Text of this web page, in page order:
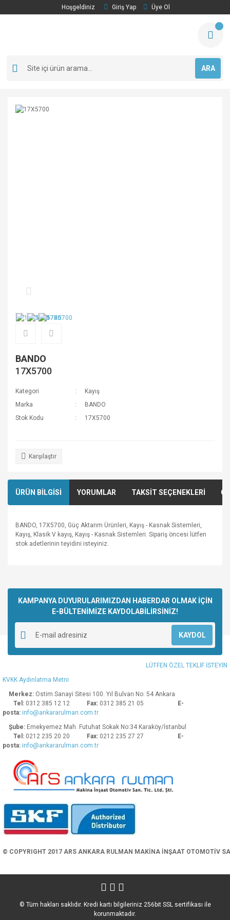
Hoşgeldiniz Giriş Yap Üye Ol
ARA
BANDO
17X5700
Kategori
Kayış
Marka
BANDO
Stok Kodu
17X5700
Karşılaştır
ÜRÜN BİLGİSİ YORUMLAR TAKSİT SEÇENEKLERİ
BANDO, 17X5700, Güç Aktarım Ürünleri, Kayış - Kasnak Sistemleri,
Kayış, Klasik V kayış, Kayış - Kasnak Sistemleri. Sipariş öncesi lütfen
stok adetlerinin teyidini isteyiniz.
Yorum Yaz
kullanarak tarafımıza iletebilirsiniz.
Görüş ve önerileriniz için teşekkür ederiz.
Ürün resmi kalitesiz, bozuk veya görüntülenemiyor.
Ürün açıklamasında eksik bilgiler bulunuyor.
Ürün bilgilerinde hatalar bulunuyor.
Ürün fiyatı diğer sitelerden daha pahalı.
Bu ürüne benzer farklı alternatifler olmalı.
KAMPANYA DUYURULARIMIZDAN HABERDAR OLMAK İÇİN
E-BÜLTENİMİZE KAYDOLABİLİRSİNİZ!
KAYDOL
LÜTFEN ÖZEL TEKLİF İSTEYİN
KVKK Aydınlatma Metni
Merkez: Ostim Sanayi Sitesi 100. Yıl Bulvarı No: 54 Ankara
Tel: 0312 385 12 12 Fax: 0312 385 21 05
E-
posta: info@ankararulman.com.tr
Şube: Emekyemez Mah. Futuhat Sokak No:34 Karaköy/İstanbul
Tel: 0212 235 20 20 Fax: 0212 235 27 27
E-
posta: info@ankararulman.com.tr
© COPYRIGHT 2017 ARS ANKARA RULMAN MAKİNA İNŞAAT OTOMOTİV
© Tüm hakları saklıdır. Kredi kartı bilgileriniz 256bit SSL sertifikası ile
korunmaktadır.